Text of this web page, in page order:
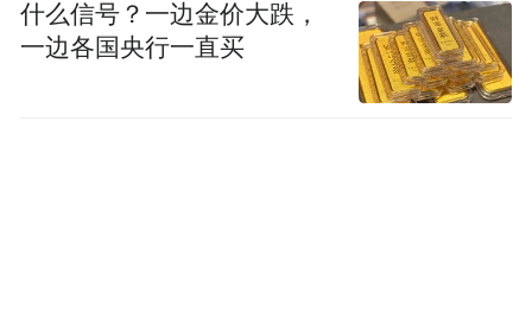
什么信号？一边金价大跌，
一边各国央行一直买